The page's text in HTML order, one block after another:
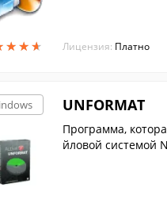
★★★
★★★ Лицензия: Платно
UNFORMAT
Программа,
йловой системой